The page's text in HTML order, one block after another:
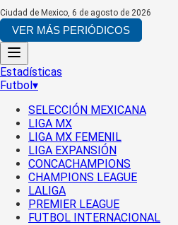
Ciudad de Mexico, 6 de agosto de 2026
VER MÁS PERIÓDICOS
Estadísticas
Futbol▾
SELECCIÓN MEXICANA
LIGA MX
LIGA MX FEMENIL
LIGA EXPANSIÓN
CONCACHAMPIONS
CHAMPIONS LEAGUE
LALIGA
PREMIER LEAGUE
FUTBOL INTERNACIONAL